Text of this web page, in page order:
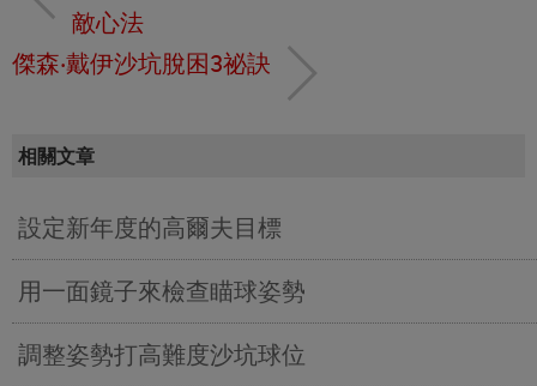
敵心法
傑森‧戴伊沙坑脫困3祕訣
相關文章
設定新年度的高爾夫目標
用一面鏡子來檢查瞄球姿勢
調整姿勢打高難度沙坑球位